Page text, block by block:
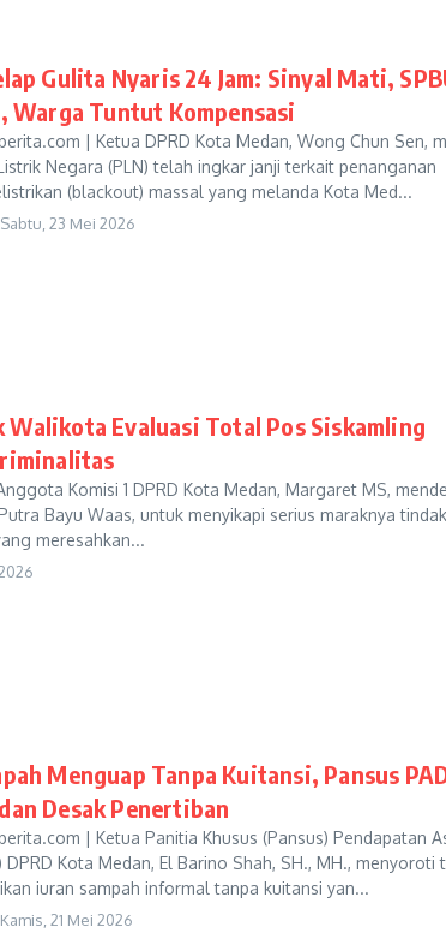
Gulita Nyaris 24 Jam: Sinyal Mati,
Warga Tuntut Kompensasi
| Ketua DPRD Kota Medan, Wong Chun Sen,
Negara (PLN) telah ingkar janji terkait penanganan
(blackout) massal yang melanda Kota Med...
Sabtu, 23 Mei 2026
Walikota Evaluasi Total Pos Siskamling
Komisi 1 DPRD Kota Medan, Margaret MS,
Bayu Waas, untuk menyikapi serius maraknya tindak
meresahkan...
Menguap Tanpa Kuitansi, Pansus
Desak Penertiban
| Ketua Panitia Khusus (Pansus) Pendapatan
DPRD Kota Medan, El Barino Shah, SH., MH., menyoroti
iuran sampah informal tanpa kuitansi yan...
Kamis, 21 Mei 2026